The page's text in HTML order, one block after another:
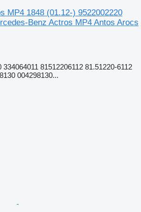
MP4 1848 (01.12-) 9522002220
Benz Actros MP4 Antos Arocs
81512206112 81.51220-6112
004298130...